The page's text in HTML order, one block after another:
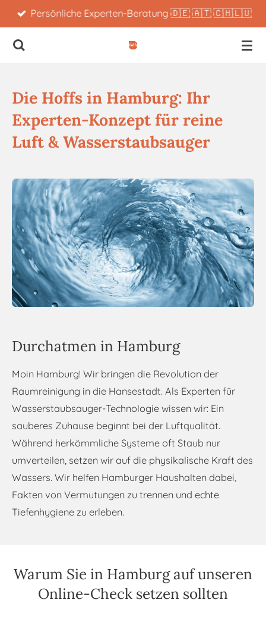
Zum
Hauptinhalt
springen
Persönliche Experten-Beratung 🇩🇪 🇦🇹 🇨🇭🇱🇺
Die Hoffs in Hamburg: Ihr
Experten-Konzept für reine
Luft & Wasserstaubsauger
Durchatmen in Hamburg
Moin Hamburg! Wir bringen die Revolution der
Raumreinigung in die Hansestadt. Als Experten für
Wasserstaubsauger-Technologie wissen wir: Ein
sauberes Zuhause beginnt bei der Luftqualität.
Während herkömmliche Systeme oft Staub nur
umverteilen, setzen wir auf die physikalische Kraft des
Wassers. Wir helfen Hamburger Haushalten dabei,
Fakten von Vermutungen zu trennen und echte
Tiefenhygiene zu erleben.
Warum Sie in Hamburg auf unseren
Online-Check setzen sollten